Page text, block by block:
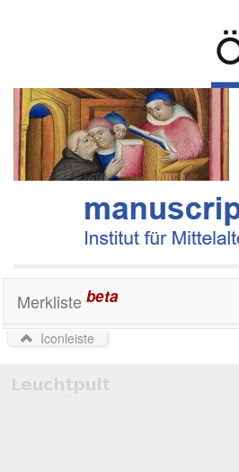
Merkliste beta
Iconleiste